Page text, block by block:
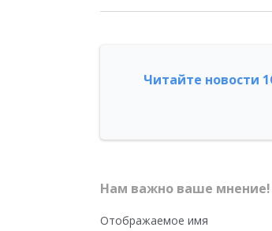
Читайте новости
Нам важно ваше
Отображаемое имя